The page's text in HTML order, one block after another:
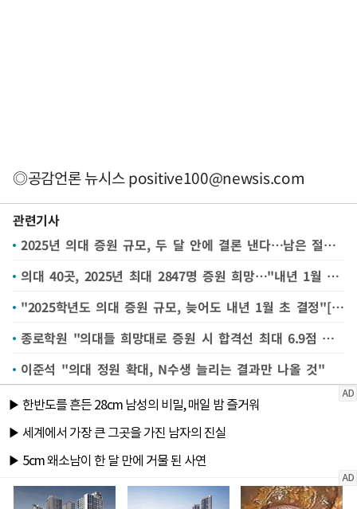
◎공감언론 뉴시스positive100@newsis.com
관련기사
2025년 의대 증원 규모, 두 달 안에 결론 낸다…남은 절차는?
의대 40곳, 2025년 최대 2847명 증원 희망…"내년 1월 초까진 확정"(종합)
"2025학년도 의대 증원 규모, 늦어도 내년 1월 초 결정"[일문일답]
종로학원 "의대들 희망대로 증원 시 합격선 최대 6.9점 떨어져"
이준석 "의대 정원 확대, N수생 늘리는 결과만 나올 것"